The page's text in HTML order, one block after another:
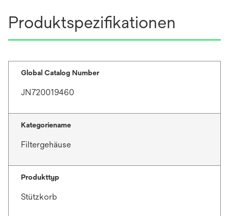
Produktspezifikationen
Global Catalog Number
JN720019460
Kategoriename
Filtergehäuse
Produkttyp
Stützkorb